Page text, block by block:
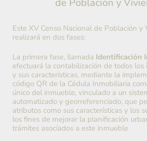
Este XV Censo Nacional de Población y
realizará en dos fases:
La primera fase, llamada Identificación
efectuará la contabilización de todos
y sus características, mediante la
código QR de la Cédula Inmobiliaria
único del inmueble, vinculado a un
automatizado y georreferenciado, que
atributos como sus características y los
los fines de mejorar la planificación
trámites asociados a este inmueble